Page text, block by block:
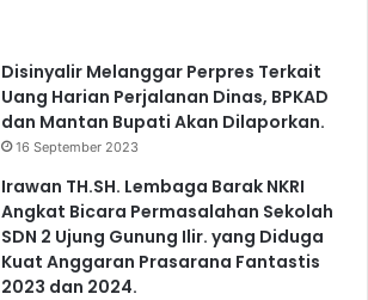
Disinyalir Melanggar Perpres Terkait
Uang Harian Perjalanan Dinas, BPKAD
dan Mantan Bupati Akan Dilaporkan.
16 September 2023
Irawan TH.SH. Lembaga Barak NKRI
Angkat Bicara Permasalahan Sekolah
SDN 2 Ujung Gunung Ilir. yang Diduga
Kuat Anggaran Prasarana Fantastis
2023 dan 2024.